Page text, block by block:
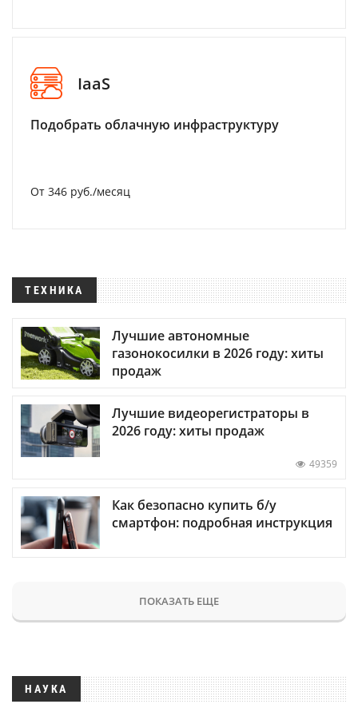
IaaS
Подобрать облачную инфраструктуру
От 346 руб./месяц
ТЕХНИКА
Лучшие автономные
газонокосилки в 2026 году: хиты
продаж
Лучшие видеорегистраторы в
2026 году: хиты продаж
49359
Как безопасно купить б/у
смартфон: подробная инструкция
ПОКАЗАТЬ ЕЩЕ
НАУКА